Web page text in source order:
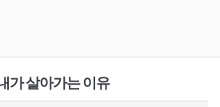
가 살아가는 이유